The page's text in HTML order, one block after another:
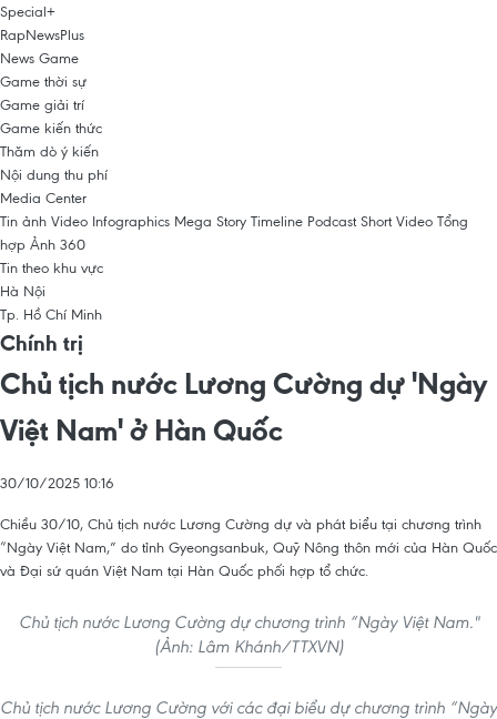
Special+
RapNewsPlus
News Game
Game thời sự
Game giải trí
Game kiến thức
Thăm dò ý kiến
Nội dung thu phí
Media Center
Tin ảnh Video Infographics Mega Story Timeline Podcast Short Video Tổng
hợp Ảnh 360
Tin theo khu vực
Hà Nội
Tp. Hồ Chí Minh
Chính trị
Chủ tịch nước Lương Cường dự 'Ngày
Việt Nam' ở Hàn Quốc
30/10/2025 10:16
Chiều 30/10, Chủ tịch nước Lương Cường dự và phát biểu tại chương trình
“Ngày Việt Nam,” do tỉnh Gyeongsanbuk, Quỹ Nông thôn mới của Hàn Quốc
và Đại sứ quán Việt Nam tại Hàn Quốc phối hợp tổ chức.
Chủ tịch nước Lương Cường dự chương trình “Ngày Việt Nam."
(Ảnh: Lâm Khánh/TTXVN)
Chủ tịch nước Lương Cường với các đại biểu dự chương trình “Ngày